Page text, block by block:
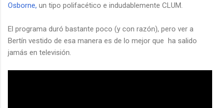
Osborne, un tipo polifacético e indudablemente CLUM.
El programa duró bastante poco (y con razón), pero ver a
Bertín vestido de esa manera es de lo mejor que ha salido
jamás en televisión.